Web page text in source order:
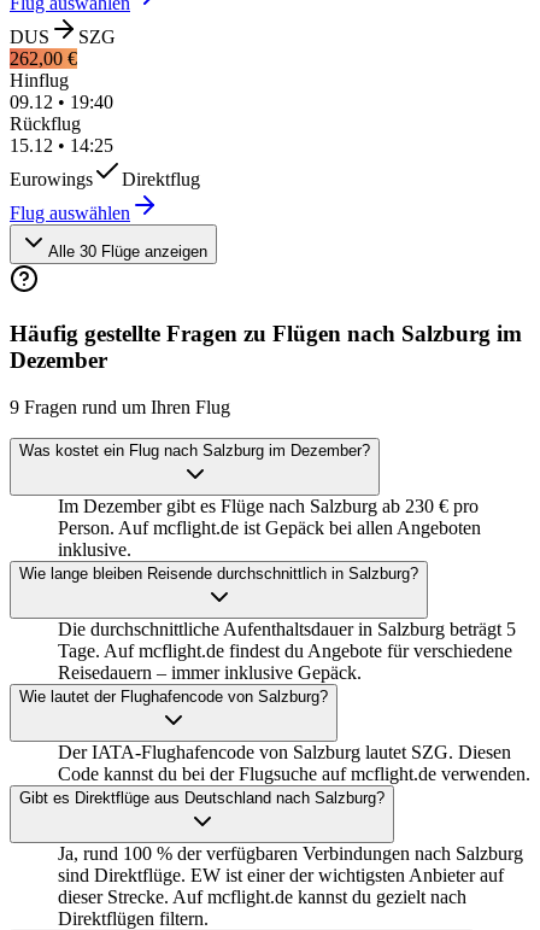
DUS
SZG
262,00 €
Hinflug
09.12 • 19:40
Rückflug
15.12 • 14:25
Eurowings
Direktflug
Flug auswählen
Alle 30 Flüge anzeigen
Häufig gestellte Fragen zu Flügen nach Salzburg im
Dezember
9 Fragen rund um Ihren Flug
Was kostet ein Flug nach Salzburg im Dezember?
Im Dezember gibt es Flüge nach Salzburg ab 230 € pro
Person. Auf mcflight.de ist Gepäck bei allen Angeboten
inklusive.
Wie lange bleiben Reisende durchschnittlich in Salzburg?
Die durchschnittliche Aufenthaltsdauer in Salzburg beträgt 5
Tage. Auf mcflight.de findest du Angebote für verschiedene
Reisedauern – immer inklusive Gepäck.
Wie lautet der Flughafencode von Salzburg?
Der IATA-Flughafencode von Salzburg lautet SZG. Diesen
Code kannst du bei der Flugsuche auf mcflight.de verwenden.
Gibt es Direktflüge aus Deutschland nach Salzburg?
Ja, rund 100 % der verfügbaren Verbindungen nach Salzburg
sind Direktflüge. EW ist einer der wichtigsten Anbieter auf
dieser Strecke. Auf mcflight.de kannst du gezielt nach
Direktflügen filtern.